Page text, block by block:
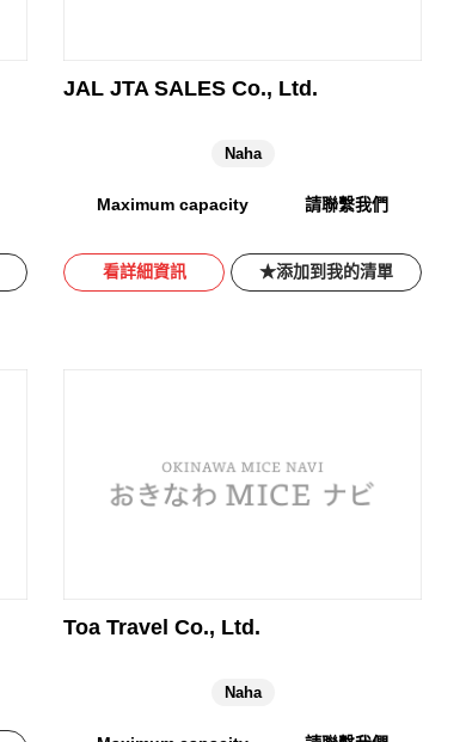
JAL JTA SALES Co., Ltd.
Naha
Maximum capacity 請聯繫我們
看詳細資訊 添加到我的清單
Toa Travel Co., Ltd.
Naha